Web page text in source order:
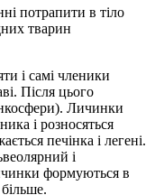
потрапити в тіло
тварин
і самі членики
Після цього
Личинки
і розносяться
печінка і легені.
і
формуються в